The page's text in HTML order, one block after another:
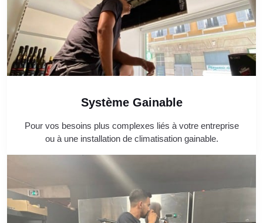
Système Gainable
Pour vos besoins plus complexes liés à votre entreprise
ou à une installation de climatisation gainable.